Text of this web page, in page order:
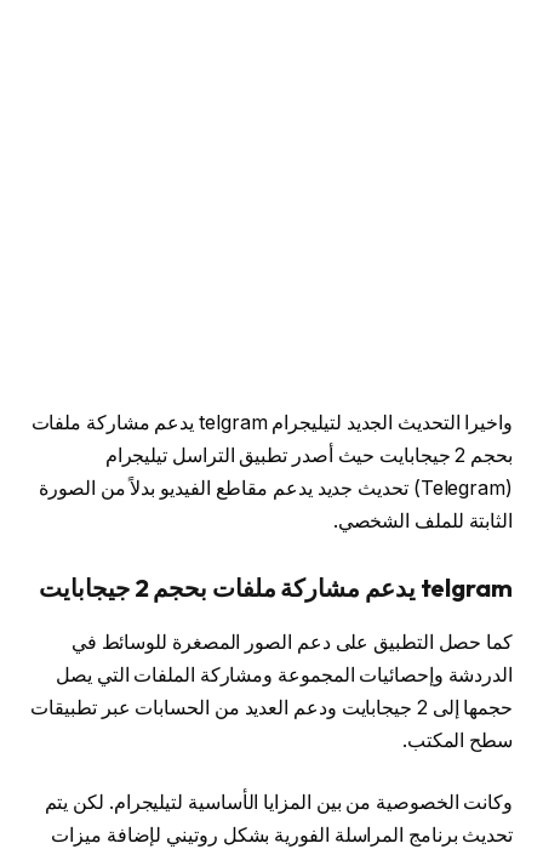
واخيرا التحديث الجديد لتيليجرام telgram يدعم مشاركة ملفات
بحجم 2 جيجابايت حيث أصدر تطبيق التراسل تيليجرام
(Telegram) تحديث جديد يدعم مقاطع الفيديو بدلاً من الصورة
الثابتة للملف الشخصي.
telgram يدعم مشاركة ملفات بحجم 2 جيجابايت
كما حصل التطبيق على دعم الصور المصغرة للوسائط في
الدردشة وإحصائيات المجموعة ومشاركة الملفات التي يصل
حجمها إلى 2 جيجابايت ودعم العديد من الحسابات عبر تطبيقات
سطح المكتب.
وكانت الخصوصية من بين المزايا الأساسية لتيليجرام. لكن يتم
تحديث برنامج المراسلة الفورية بشكل روتيني لإضافة ميزات